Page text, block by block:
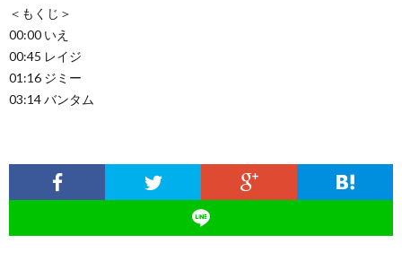
＜もくじ＞
00:00 いえ
00:45 レイジ
01:16 ジミー
03:14 バンタム